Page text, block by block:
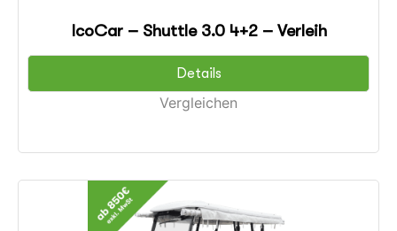
IcoCar – Shuttle 3.0 4+2 – Verleih
Details
Vergleichen